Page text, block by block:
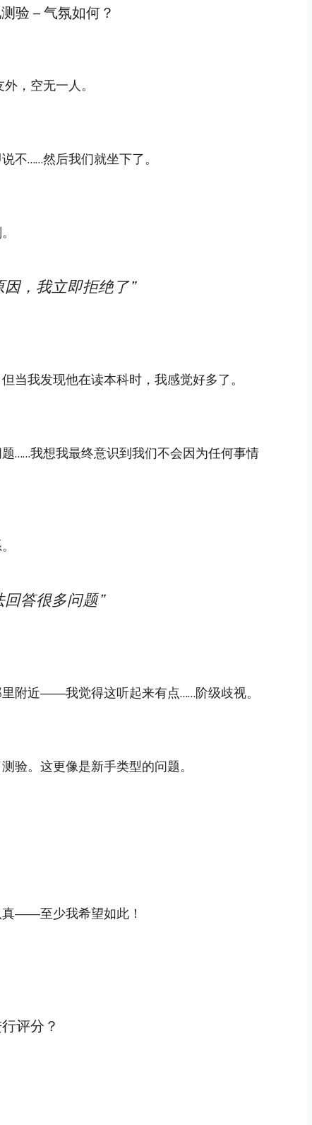
验 – 气氛如何？
，空无一人。
不……然后我们就坐下了。
，我立即拒绝了”
当我发现他在读本科时，我感觉好多了。
……我想我最终意识到我们不会因为任何事情
答很多问题”
附近——我觉得这听起来有点……阶级歧视。
验。这更像是新手类型的问题。
——至少我希望如此！
评分？